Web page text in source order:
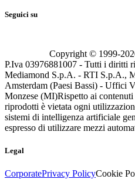
Seguici su
Copyright © 1999-
P.Iva 03976881007 - Tutti i diritti
Mediamond S.p.A. - RTI S.p.A.,
Amsterdam (Paesi Bassi) - Uffici
Monzese (MI)Rispetto ai
riprodotti è vietata ogni
sistemi di intelligenza artificiale
espresso di utilizzare mezzi
Legal
CorporatePrivacy PolicyCookie